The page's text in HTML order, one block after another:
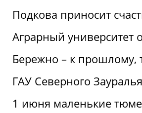
Подкова приносит
Аграрный университет
Бережно – к прошлому,
ГАУ Северного
1 июня маленькие